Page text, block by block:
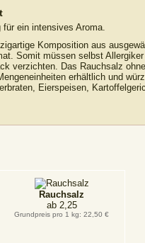
für ein intensives Aroma.
Komposition aus
Somit müssen selbst
verzichten. Das Rauchsalz
erhältlich und
Eierspeisen,
Rauchsalz
ab 2,25
Grundpreis pro 1 kg: 22,50 €